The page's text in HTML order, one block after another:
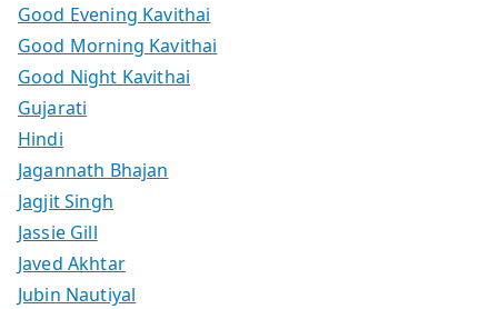
Good Evening Kavithai
Good Morning Kavithai
Good Night Kavithai
Gujarati
Hindi
Jagannath Bhajan
Jagjit Singh
Jassie Gill
Javed Akhtar
Jubin Nautiyal